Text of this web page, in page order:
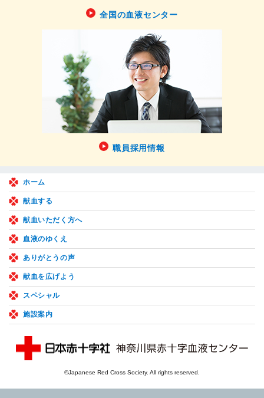
全国の血液センター
職員採用情報
ホーム
献血する
献血いただく方へ
血液のゆくえ
ありがとうの声
献血を広げよう
スペシャル
施設案内
©Japanese Red Cross Society. All rights reserved.